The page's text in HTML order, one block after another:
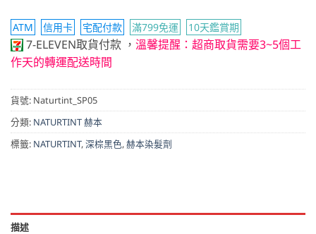
ATM 信用卡 宅配付款 滿799免運 10天鑑賞期
7-ELEVEN取貨付款 ， 溫馨提醒：超商取貨需要3~5個工
作天的轉運配送時間
貨號: Naturtint_SP05
分類: NATURTINT 赫本
標籤: NATURTINT,深棕黑色,赫本染髮劑
描述